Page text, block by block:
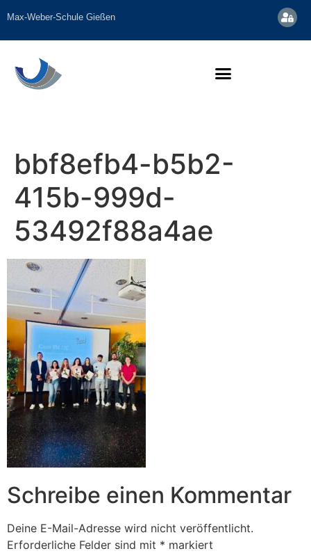
springen
Max-Weber-Schule Gießen
bbf8efb4-b5b2-
415b-999d-
53492f88a4ae
Schreibe einen Kommentar
Deine E-Mail-Adresse wird nicht veröffentlicht.
Erforderliche Felder sind mit * markiert